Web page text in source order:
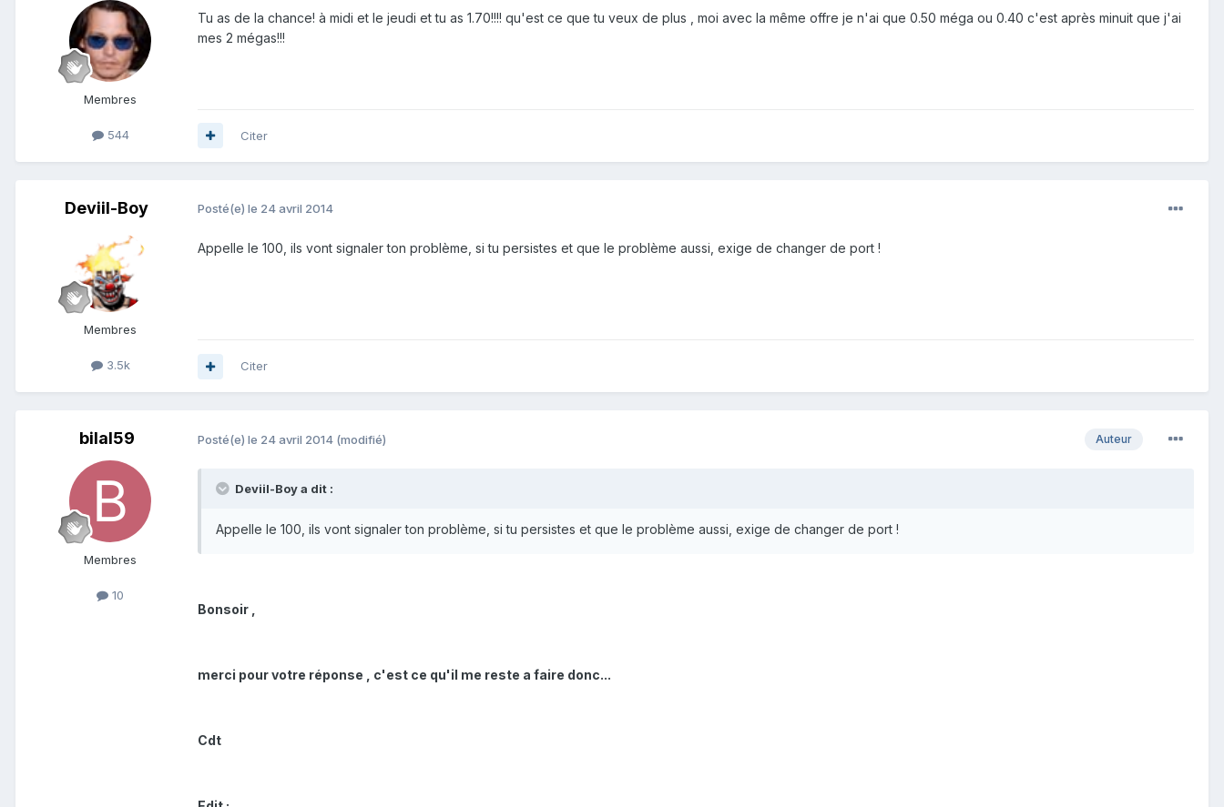
Membres
544
Tu as de la chance! à midi et le jeudi et tu as 1.70!!!! qu'est ce que tu veux de plus , moi avec la même offre je n'ai que 0.50 méga ou 0.40 c'est après minuit que j'ai
mes 2 mégas!!!
Citer
Deviil-Boy
Membres
3.5k
Posté(e) le 24 avril 2014
Appelle le 100, ils vont signaler ton problème, si tu persistes et que le problème aussi, exige de changer de port !
Citer
bilal59
Membres
10
Auteur
Posté(e) le 24 avril 2014 (modifié)
Deviil-Boy a dit :
Appelle le 100, ils vont signaler ton problème, si tu persistes et que le problème aussi, exige de changer de port !
Bonsoir ,
merci pour votre réponse , c'est ce qu'il me reste a faire donc...
Cdt